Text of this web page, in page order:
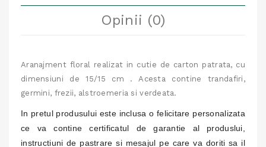
Opinii (0)
Aranajment floral realizat in cutie de carton patrata, cu
dimensiuni de 15/15 cm . Acesta contine trandafiri,
germini, frezii, alstroemeria si verdeata.
In pretul produsului este inclusa o felicitare personalizata
ce va contine certificatul de garantie al produslui,
instructiuni de pastrare si mesajul pe care va doriti sa il